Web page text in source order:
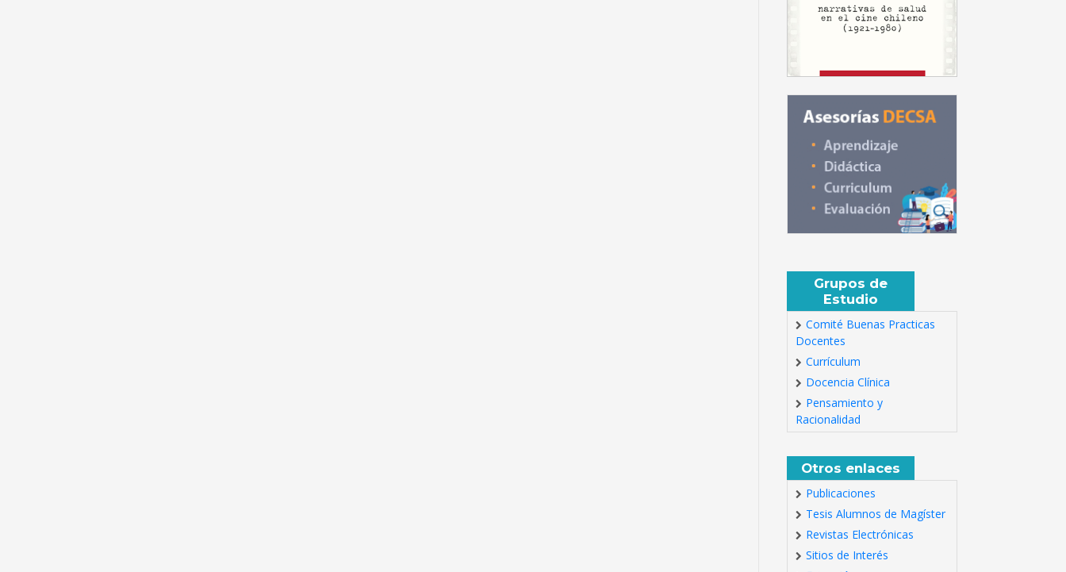
Grupos de
Estudio
Comité Buenas Practicas
Docentes
Currículum
Docencia Clínica
Pensamiento y
Racionalidad
Otros enlaces
Publicaciones
Tesis Alumnos de Magíster
Revistas Electrónicas
Sitios de Interés